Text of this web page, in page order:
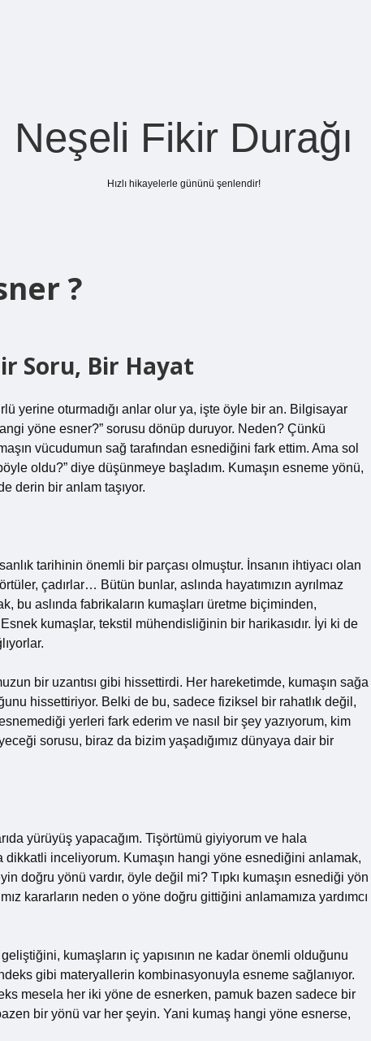
Neşeli Fikir Durağı
Hızlı hikayelerle gününü şenlendir!
?
Soru, Bir Hayat
yerine oturmadığı anlar olur ya, işte öyle bir an. Bilgisayar
yöne esner?” sorusu dönüp duruyor. Neden? Çünkü
vücudumun sağ tarafından esnediğini fark ettim. Ama sol
oldu?” diye düşünmeye başladım. Kumaşın esneme yönü,
derin bir anlam taşıyor.
tarihinin önemli bir parçası olmuştur. İnsanın ihtiyacı olan
çadırlar… Bütün bunlar, aslında hayatımızın ayrılmaz
bu aslında fabrikaların kumaşları üretme biçiminden,
kumaşlar, tekstil mühendisliğinin bir harikasıdır. İyi ki de
bir uzantısı gibi hissettirdi. Her hareketimde, kumaşın sağa
hissettiriyor. Belki de bu, sadece fiziksel bir rahatlık değil,
yerleri fark ederim ve nasıl bir şey yazıyorum, kim
sorusu, biraz da bizim yaşadığımız dünyaya dair bir
yürüyüş yapacağım. Tişörtümü giyiyorum ve hala
inceliyorum. Kumaşın hangi yöne esnediğini anlamak,
doğru yönü vardır, öyle değil mi? Tıpkı kumaşın esnediği yön
kararların neden o yöne doğru gittiğini anlamamıza yardımcı
kumaşların iç yapısının ne kadar önemli olduğunu
gibi materyallerin kombinasyonuyla esneme sağlanıyor.
mesela her iki yöne de esnerken, pamuk bazen sadece bir
bir yönü var her şeyin. Yani kumaş hangi yöne esnerse,